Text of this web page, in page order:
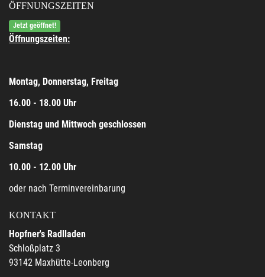
ÖFFNUNGSZEITEN
Jetzt geöffnet!
Öffnungszeiten:
Montag, Donnerstag, Freitag
16.00 - 18.00 Uhr
Dienstag und Mittwoch geschlossen
Samstag
10.00 - 12.00 Uhr
oder nach Terminvereinbarung
KONTAKT
Hopfner's Radlladen
Schloßplatz 3
93142 Maxhütte-Leonberg